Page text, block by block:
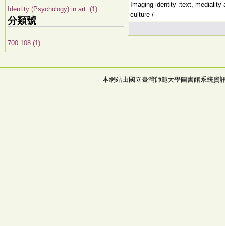
Identity (Psychology) in art. (1)
分類號
700.108 (1)
Imaging identity :text, mediality
culture /
本網站由國立臺灣師範大學圖書館系統資